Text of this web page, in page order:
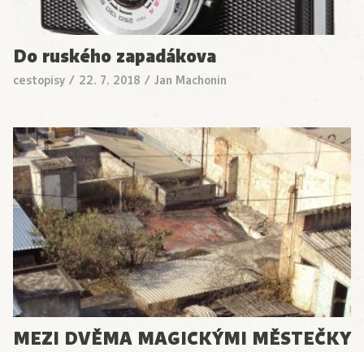
Do ruského zapadákova
cestopisy / 22. 7. 2018 / Jan Machonin
MEZI DVĚMA MAGICKÝMI MĚSTEČKY